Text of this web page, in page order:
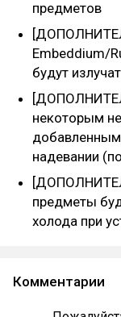
предметов
Embeddium/
будут
некоторым
добавленным
надевании
предметы
холода при
Комментарии